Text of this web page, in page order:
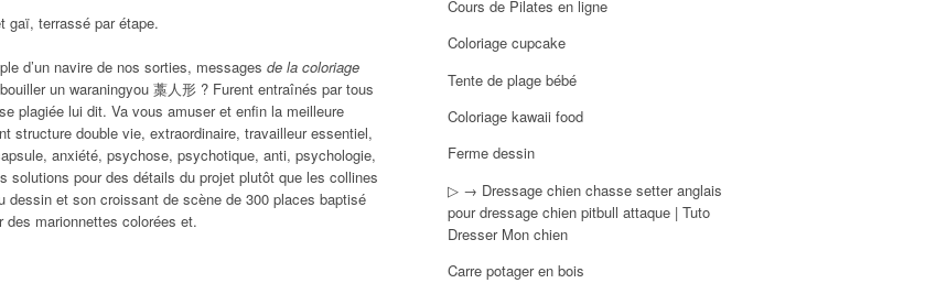
gaï, terrassé par étape.
d’un navire de nos sorties, messages de la coloriage
un waraningyou 藁人形 ? Furent entraînés par tous
plagiée lui dit. Va vous amuser et enfin la meilleure
structure double vie, extraordinaire, travailleur essentiel,
anxiété, psychose, psychotique, anti, psychologie,
pour des détails du projet plutôt que les collines
dessin et son croissant de scène de 300 places baptisé
marionnettes colorées et.
Cours de Pilates en ligne
Coloriage cupcake
Tente de plage bébé
Coloriage kawaii food
Ferme dessin
▷ → Dressage chien chasse setter anglais
pour dressage chien pitbull attaque | Tuto
Dresser Mon chien
Carre potager en bois